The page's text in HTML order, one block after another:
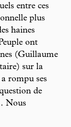
entre ces
plus
haines
ont
(Guillaume
sur la
rompu ses
de
Nous